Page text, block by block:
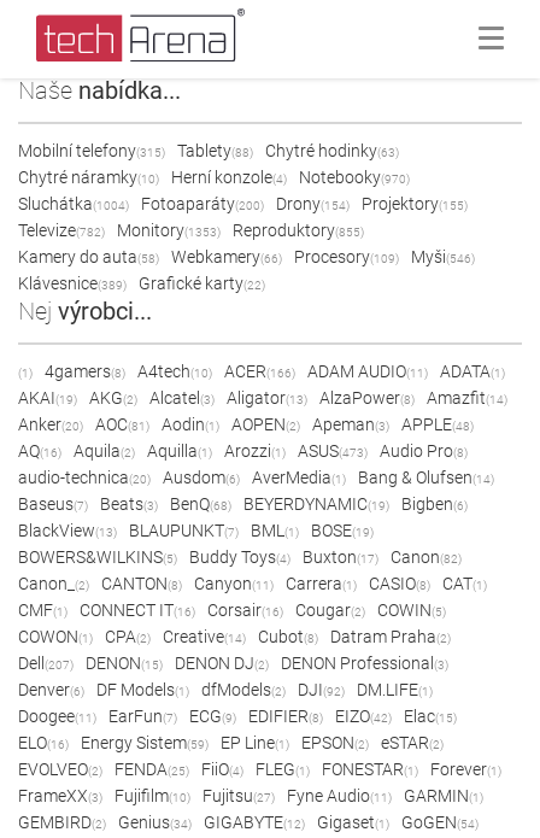
Naše nabídka...
Mobilní telefony(315) Tablety(88) Chytré hodinky(63)
Chytré náramky(10) Herní konzole(4) Notebooky(970)
Sluchátka(1004) Fotoaparáty(200) Drony(154) Projektory(155)
Televize(782) Monitory(1353) Reproduktory(855)
Kamery do auta(58) Webkamery(66) Procesory(109) Myši(546)
Klávesnice(389) Grafické karty(22)
Nej výrobci...
(1) 4gamers(8) A4tech(10) ACER(166) ADAM AUDIO(11) ADATA(1)
AKAI(19) AKG(2) Alcatel (3) Aligator(13) AlzaPower(8) Amazfit(14)
Anker(20) AOC(81) Aodin(1) AOPEN(2) Apeman(3) APPLE(48)
AQ(16) Aquila(2) Aquilla(1) Arozzi(1) ASUS(473) Audio Pro(8)
audio-technica(20) Ausdom(6) AverMedia(1) Bang & Olufsen(14)
Baseus(7) Beats(3) BenQ(68) BEYERDYNAMIC(19) Bigben(6)
BlackView(13) BLAUPUNKT(7) BML (1) BOSE(19)
BOWERS&WILKINS(5) Buddy Toys(4) Buxton(17) Canon(82)
Canon_ (2) CANTON(8) Canyon(11) Carrera(1) CASIO(8) CAT(1)
CMF(1) CONNECT IT(16) Corsair(16) Cougar(2) COWIN(5)
COWON(1) CPA(2) Creative(14) Cubot(8) Datram Praha(2)
Dell (207) DENON(15) DENON DJ(2) DENON Professional (3)
Denver(6) DF Models(1) dfModels(2) DJI(92) DM.LIFE(1)
Doogee(11) EarFun(7) ECG(9) EDIFIER(8) EIZO(42) Elac(15)
ELO(16) Energy Sistem(59) EP Line(1) EPSON(2) eSTAR(2)
EVOLVEO(2) FENDA(25) FiiO(4) FLEG(1) FONESTAR(1) Forever(1)
FrameXX(3) Fujifilm(10) Fujitsu(27) Fyne Audio(11) GARMIN(1)
GEMBIRD(2) Genius(34) GIGABYTE(12) Gigaset(1) GoGEN(54)